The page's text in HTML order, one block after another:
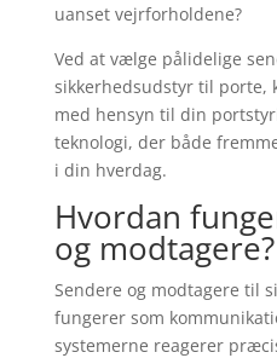
uanset vejrforholdene?
Ved at vælge pålidelige
sikkerhedsudstyr til porte,
med hensyn til din
teknologi, der både
i din hverdag.
Hvordan
og modtagere?
Sendere og modtagere til
fungerer som
systemerne reagerer